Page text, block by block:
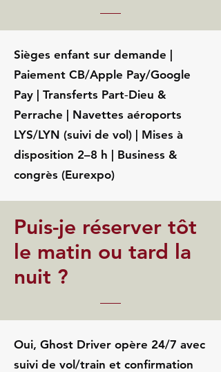
Sièges enfant sur demande |
Paiement CB/Apple Pay/Google
Pay | Transferts Part‑Dieu &
Perrache | Navettes aéroports
LYS/LYN (suivi de vol) | Mises à
disposition 2–8 h | Business &
congrès (Eurexpo)
Puis-je réserver tôt
le matin ou tard la
nuit ?
Oui, Ghost Driver opère 24/7 avec
suivi de vol/train et confirmation